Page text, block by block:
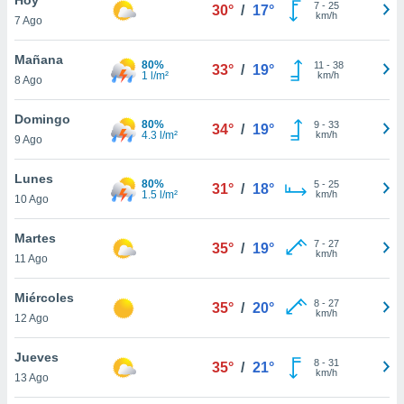
en
más
nuestra
de
cookies
aceptar
7 Ago
30° / 17° 7- 25
km/h
Mañana
8 Ago
80%
1 l/m²
33° / 19° 11 - 38
km/h
Domingo
9 Ago
80%
4.3 l/m²
34° / 19° 9- 33
km/h
Lunes
10 Ago
80%
1.5 l/m²
31° / 18° 5- 25
km/h
Martes
11 Ago
35° / 19° 7- 27
km/h
Miércoles
12 Ago
35° / 20° 8- 27
km/h
Jueves
13 Ago
35° / 21° 8- 31
km/h